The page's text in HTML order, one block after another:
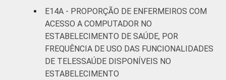
E14A - PROPORÇÃO DE ENFERMEIROS COM
ACESSO A COMPUTADOR NO
ESTABELECIMENTO DE SAÚDE, POR
FREQUÊNCIA DE USO DAS FUNCIONALIDADES
DE TELESSAÚDE DISPONÍVEIS NO
ESTABELECIMENTO